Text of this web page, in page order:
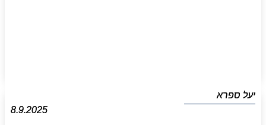
יעל ספרא
8.9.2025